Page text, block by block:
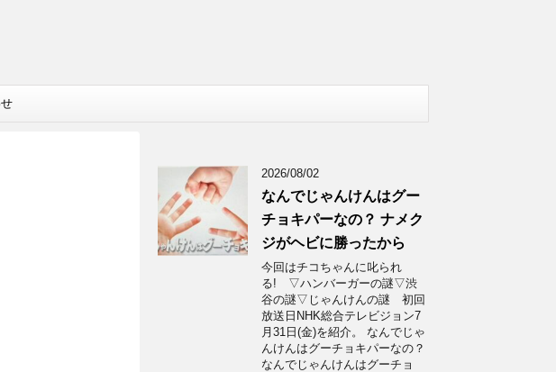
2026/08/02
なんでじゃんけんはグー
チョキパーなの？ ナメク
ジがヘビに勝ったから
今回はチコちゃんに叱られ
る! ▽ハンバーガーの謎▽渋
谷の謎▽じゃんけんの謎 初回
放送日NHK総合テレビジョン7
月31日(金)を紹介。 なんでじゃ
んけんはグーチョキパーなの？
なんでじゃんけんはグーチョ